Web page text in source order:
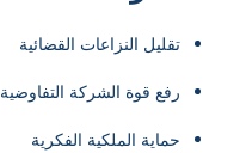
تقليل النزاعات القضائية
رفع قوة الشركة التفاوضية
حماية الملكية الفكرية